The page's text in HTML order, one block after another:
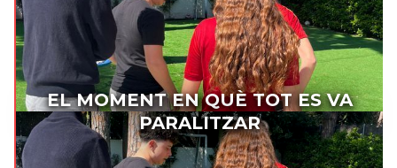
EL MOMENT EN QUÈ TOT ES VA
PARALITZAR